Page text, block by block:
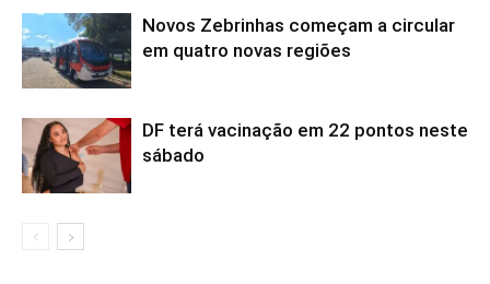
Novos Zebrinhas começam a circular
em quatro novas regiões
DF terá vacinação em 22 pontos neste
sábado